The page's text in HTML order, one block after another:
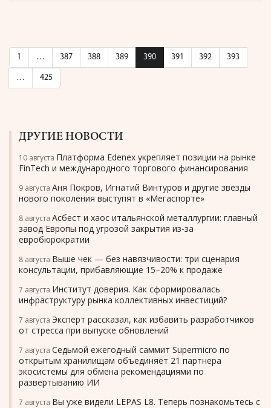
1 … 387 388 389 390 391 392 393
… 425
ДРУГИЕ НОВОСТИ
10 августа Платформа Edenex укрепляет позиции на рынке
FinTech и международного торгового финансирования
9 августа Аня Покров, Игнатий Винтуров и другие звезды
нового поколения выступят в «Мегаспорте»
8 августа Асбест и хаос итальянской металлургии: главный
завод Европы под угрозой закрытия из-за
евробюрократии
8 августа Выше чек — без навязчивости: три сценария
консультации, прибавляющие 15–20% к продаже
7 августа Институт доверия. Как сформировалась
инфраструктуру рынка коллективных инвестиций?
7 августа Эксперт рассказал, как избавить разработчиков
от стресса при выпуске обновлений
7 августа Седьмой ежегодный саммит Supermicro по
открытым хранилищам объединяет 21 партнера
экосистемы для обмена рекомендациями по
развертыванию ИИ
7 августа Вы уже видели LEPAS L8. Теперь познакомьтесь с